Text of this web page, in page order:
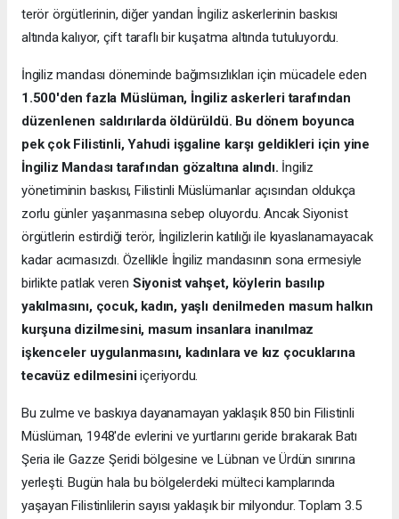
terör örgütlerinin, diğer yandan İngiliz askerlerinin baskısı
altında kalıyor, çift taraflı bir kuşatma altında tutuluyordu.
İngiliz mandası döneminde bağımsızlıkları için mücadele eden
1.500'den fazla Müslüman, İngiliz askerleri tarafından
düzenlenen saldırılarda öldürüldü. Bu dönem boyunca
pek çok Filistinli, Yahudi işgaline karşı geldikleri için yine
İngiliz Mandasıtarafından gözaltına alındı. İngiliz
yönetiminin baskısı, Filistinli Müslümanlar açısından oldukça
zorlu günler yaşanmasına sebep oluyordu. Ancak Siyonist
örgütlerin estirdiği terör, İngilizlerin katılığı ile kıyaslanamayacak
kadar acımasızdı. Özellikle İngiliz mandasının sona ermesiyle
birlikte patlak veren Siyonist vahşet, köylerin basılıp
yakılmasını, çocuk, kadın, yaşlıdenilmeden masum halkın
kurşuna dizilmesini, masum insanlara inanılmaz
işkenceler uygulanmasını, kadınlara ve kız çocuklarına
tecavüz edilmesiniiçeriyordu.
Bu zulme ve baskıya dayanamayan yaklaşık 850 bin Filistinli
Müslüman, 1948'de evlerini ve yurtlarını geride bırakarak Batı
Şeria ile Gazze Şeridi bölgesine ve Lübnan ve Ürdün sınırına
yerleşti. Bugün hala bu bölgelerdeki mülteci kamplarında
yaşayan Filistinlilerin sayısı yaklaşık bir milyondur. Toplam 3.5